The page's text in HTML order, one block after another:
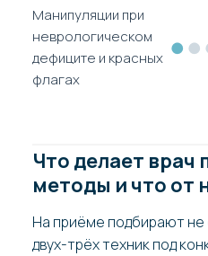
Манипуляции при
неврологическом
дефиците и красных
флагах
●
Что делает врач
методы и что от
На приёме подбирают не
двух-трёх техник под